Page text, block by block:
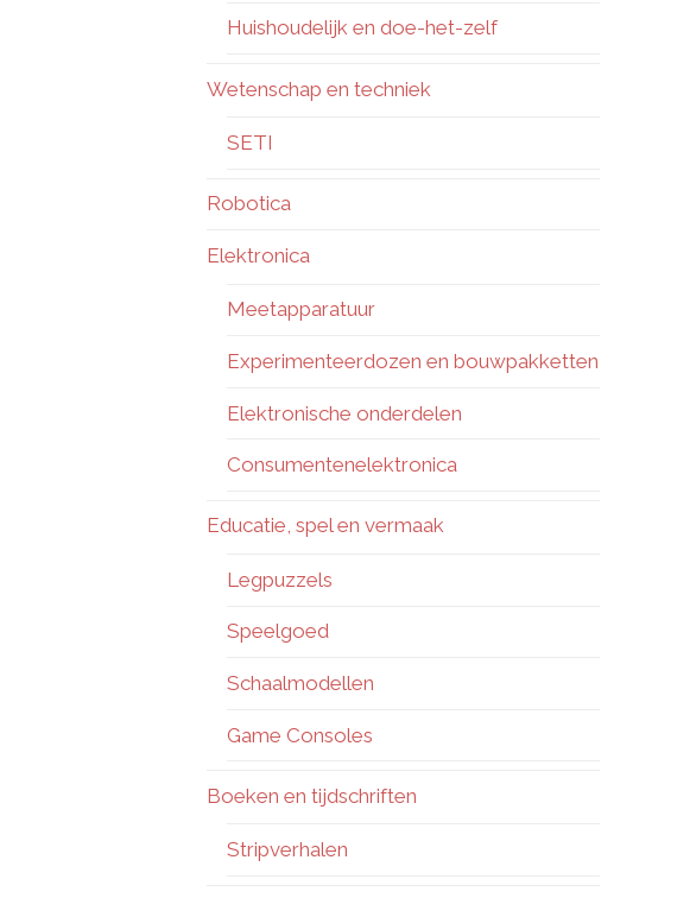
Huishoudelijk en doe-het-zelf
Wetenschap en techniek
SETI
Robotica
Elektronica
Meetapparatuur
Experimenteerdozen en bouwpakketten
Elektronische onderdelen
Consumentenelektronica
Educatie, spel en vermaak
Legpuzzels
Speelgoed
Schaalmodellen
Game Consoles
Boeken en tijdschriften
Stripverhalen